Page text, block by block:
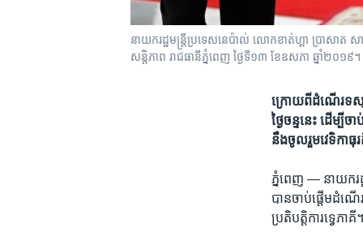
នាយក​រដ្ឋ​មន្ត្រី​ប្រទេស​នេប៉ាល់ លោក​ខាត់ហ្គា ប្រាសា
សន្តិភាព រាជធានីភ្នំពេញ ថ្ងៃទី១៣ ខែឧសភា ឆ្នាំ២០១
ក្រោយពី​​ដំណើរ​ទស្ស
ថ្ងៃ​ចន្ទ​នេះ​ ដើម្បី​
នឹង​​ចូលរួម​វេទិកា​ធុរ
ភ្នំពេញ — នាយក​រ
បាន​ចាប់​ផ្តើម​ដំណើ
ប្រតិបត្តិការ​ទ្វេភ